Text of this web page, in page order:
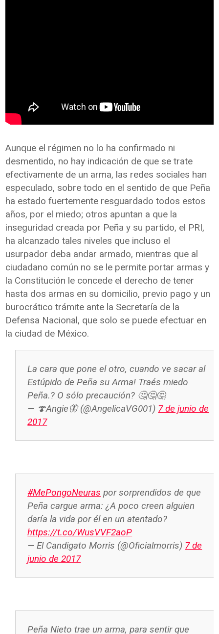
Aunque el régimen no lo ha confirmado ni
desmentido, no hay indicación de que se trate
efectivamente de un arma, las redes sociales han
especulado, sobre todo en el sentido de que Peña
ha estado fuertemente resguardado todos estos
años, por el miedo; otros apuntan a que la
inseguridad creada por Peña y su partido, el PRI,
ha alcanzado tales niveles que incluso el
usurpador deba andar armado, mientras que al
ciudadano común no se le permite portar armas y
la Constitución le concede el derecho de tener
hasta dos armas en su domicilio, previo pago y un
burocrático trámite ante la Secretaría de la
Defensa Nacional, que solo se puede efectuar en
la ciudad de México.
La cara que pone el otro, cuando ve sacar al
Estúpido de Peña su Arma! Traés miedo
Peña.? O sólo precaución? 🤔🤔🤔
— 🍄Angie🦋 (@AngelicaVG001) 7 de junio de
2017
#MePongoNeuras por sorprendidos de que
Peña cargue arma: ¿A poco creen alguien
daría la vida por él en un atentado?
https://t.co/WusVVF2aoP
— El Candigato Morris (@Oficialmorris) 7 de
junio de 2017
Peña Nieto trae un arma, para sentir que